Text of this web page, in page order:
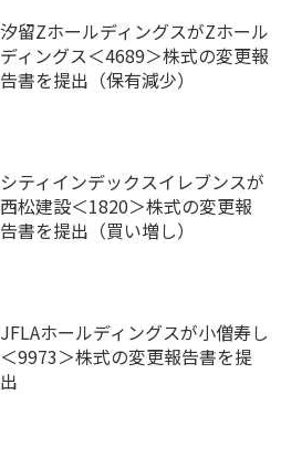
汐留ZホールディングスがZホール
ディングス＜4689＞株式の変更報
告書を提出（保有減少）
シティインデックスイレブンスが
西松建設＜1820＞株式の変更報
告書を提出（買い増し）
JFLAホールディングスが小僧寿し
＜9973＞株式の変更報告書を提
出